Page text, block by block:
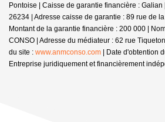
Pontoise | Caisse de garantie financière : Galian
26234 | Adresse caisse de garantie : 89 rue de
Montant de la garantie financière : 200 000 |
CONSO | Adresse du médiateur : 62 rue
du site : www.anmconso.com | Date d'obtention
Entreprise juridiquement et financièrement